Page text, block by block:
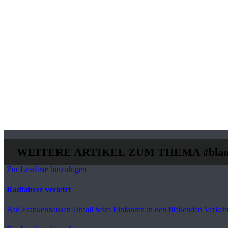
WEITERE ARTIKEL ZUM THEMA
Zur Leseliste hinzufügen
Radfahrer verletzt
Bad Frankenhausen Unfall beim Einfahren in den fließenden